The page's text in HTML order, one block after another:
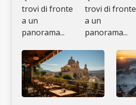
trovi di fronte
a un
panorama...
trovi di fronte
a un
panorama...